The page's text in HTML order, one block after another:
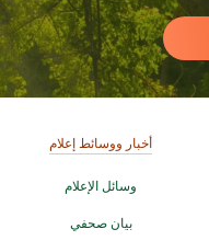
أخبار ووسائط إعلام
وسائل الإعلام
بيان صحفي